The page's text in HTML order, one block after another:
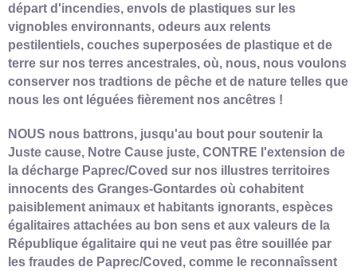
départ d'incendies, envols de plastiques sur les
vignobles environnants, odeurs aux relents
pestilentiels, couches superposées de plastique et de
terre sur nos terres ancestrales, où, nous, nous voulons
conserver nos tradtions de pêche et de nature telles que
nous les ont léguées fièrement nos ancêtres !
NOUS nous battrons, jusqu'au bout pour soutenir la
Juste cause, Notre Cause juste, CONTRE l'extension de
la décharge Paprec/Coved sur nos illustres territoires
innocents des Granges-Gontardes où cohabitent
paisiblement animaux et habitants ignorants, espèces
égalitaires attachées au bon sens et aux valeurs de la
République égalitaire qui ne veut pas être souillée par
les fraudes de Paprec/Coved, comme le reconnaîssent